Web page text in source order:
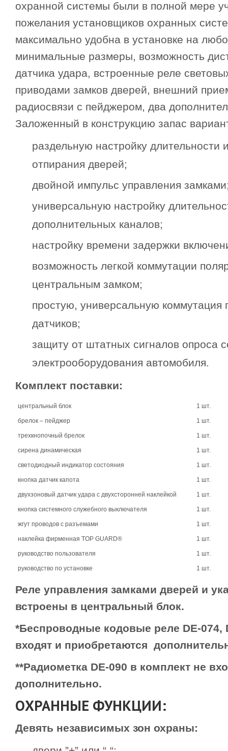
охранной системы были в полной мере
пожелания установщиков охранных
максимально удобна в установке на
минимальные размеры, возможность
датчика удара, встроенные реле
приводами замков дверей, внешний
радиосвязи с пейджером, два
Заложенный в конструкцию запас
раздельную настройку длительности
отпирания дверей;
двойной импульс управления
универсальную настройку
дополнительных каналов;
настройку времени задержки
возможность легкой коммутации
центральным замком;
простую, универсальную коммутация
датчиков;
защиту от штатных сигналов опроса
электрооборудования автомобиля.
Комплект поставки:
центральный блок 1 шт.
брелок – пейджер 1 шт.
трехкнопочный брелок 1 шт.
сирена динамическая 1 шт.
светодиодный индикатор состояния 1 шт.
кнопка датчик капота 1 шт.
двухзоновый датчик удара с двухсторонней наклейкой 1 шт.
кнопка системного служебного выключателя 1 шт.
жгут проводов с разъемами 1 шт.
наклейка фирменная TOP GUARD® 1 шт.
руководство пользователя 1 шт.
руководство по установке 1 шт.
Реле управления замками дверей и
встроены в центральный блок.
*Беспроводные кодовые реле DE-074,
входят и приобретаются
**Радиометка DE-090 в комплект не
дополнительно.
ОХРАННЫЕ ФУНКЦИИ:
Девять независимых зон охраны: